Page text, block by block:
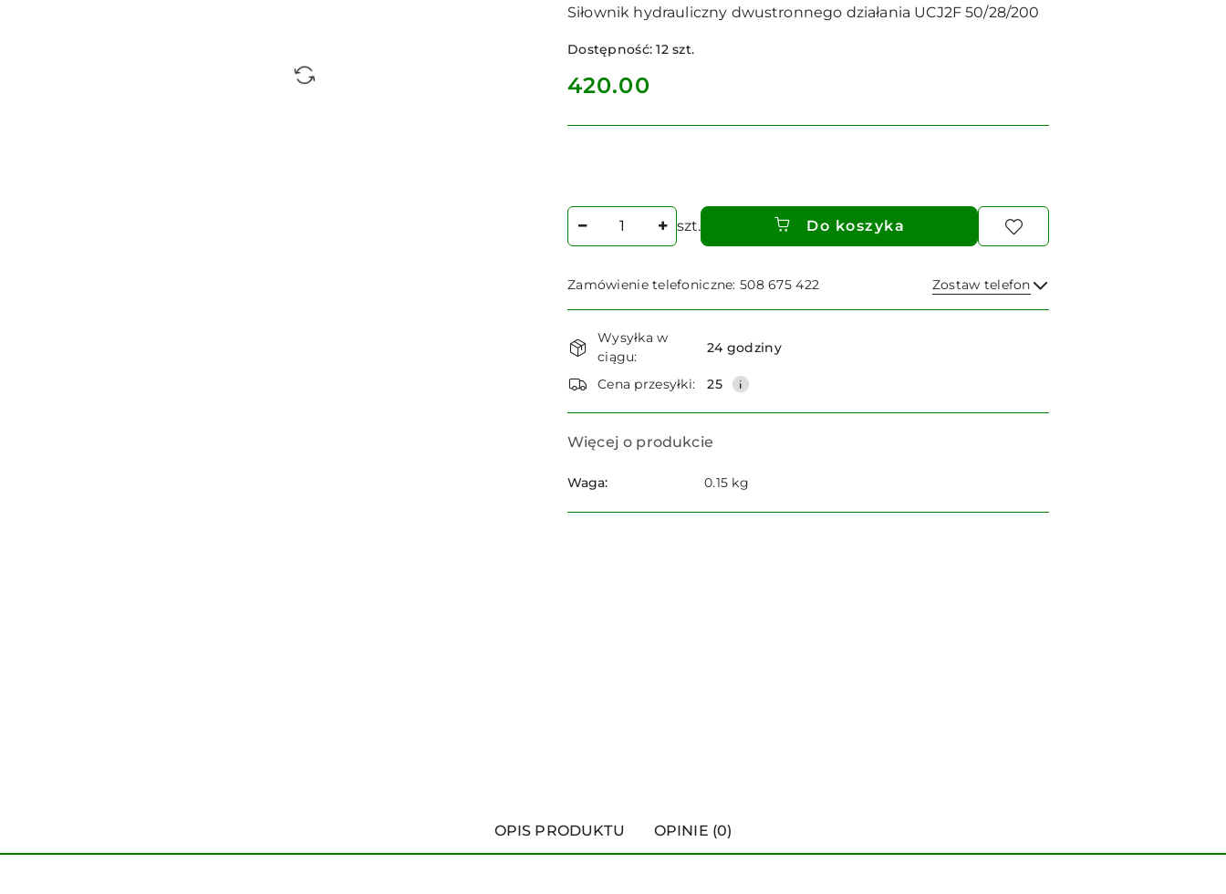
Siłownik hydrauliczny dwustronnego działania UCJ2F 50/28/200
Dostępność:12szt.
cena:
420.00
Ilość
szt. Do koszyka
Zamówienie telefoniczne: 508 675 422 Zostaw telefon
Wyślij
Dostępność
i
dostawa
Wysyłka w
ciągu:
24 godziny
Cena przesyłki: 25
Więcej o produkcie
Waga: 0.15 kg
OPIS PRODUKTU OPINIE (0)